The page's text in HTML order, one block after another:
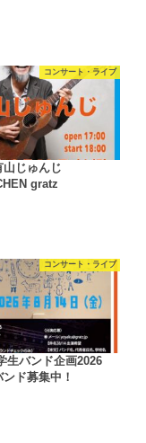
コンサート・ライブ
山じゅんじ
gratz
コンサート・ライブ
生バンド企画2026
ド募集中！